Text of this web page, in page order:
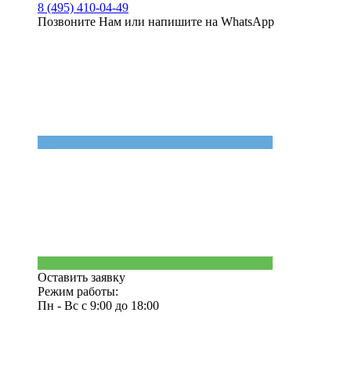
8 (495) 410-04-49
Позвоните Нам или напишите на WhatsApp
Оставить заявку
Режим работы:
Пн - Вс с 9:00 до 18:00